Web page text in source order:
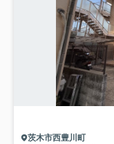
茨木市西豊川町